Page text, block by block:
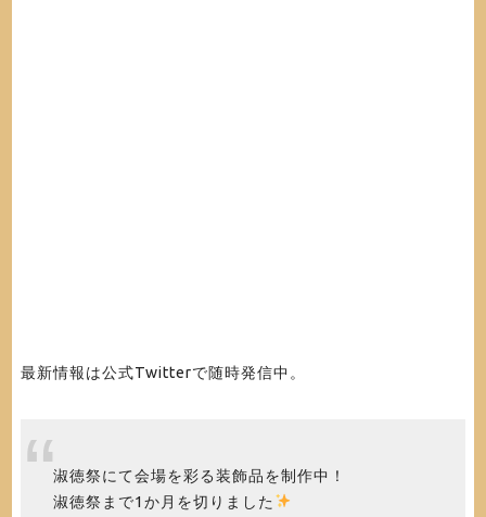
最新情報は公式Twitterで随時発信中。
淑徳祭にて会場を彩る装飾品を制作中！
淑徳祭まで1か月を切りました